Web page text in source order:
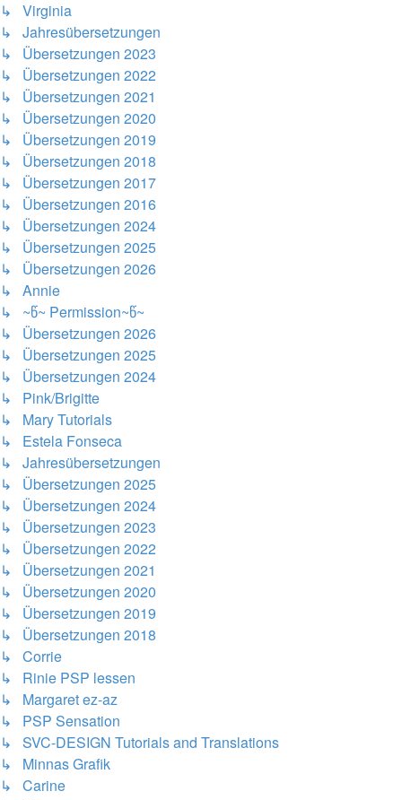
↳ Virginia
↳ Jahresübersetzungen
↳ Übersetzungen 2023
↳ Übersetzungen 2022
↳ Übersetzungen 2021
↳ Übersetzungen 2020
↳ Übersetzungen 2019
↳ Übersetzungen 2018
↳ Übersetzungen 2017
↳ Übersetzungen 2016
↳ Übersetzungen 2024
↳ Übersetzungen 2025
↳ Übersetzungen 2026
↳ Annie
↳ ~წ~ Permission~წ~
↳ Übersetzungen 2026
↳ Übersetzungen 2025
↳ Übersetzungen 2024
↳ Pink/Brigitte
↳ Mary Tutorials
↳ Estela Fonseca
↳ Jahresübersetzungen
↳ Übersetzungen 2025
↳ Übersetzungen 2024
↳ Übersetzungen 2023
↳ Übersetzungen 2022
↳ Übersetzungen 2021
↳ Übersetzungen 2020
↳ Übersetzungen 2019
↳ Übersetzungen 2018
↳ Corrie
↳ Rinie PSP lessen
↳ Margaret ez-az
↳ PSP Sensation
↳ SVC-DESIGN Tutorials and Translations
↳ Minnas Grafik
↳ Carine